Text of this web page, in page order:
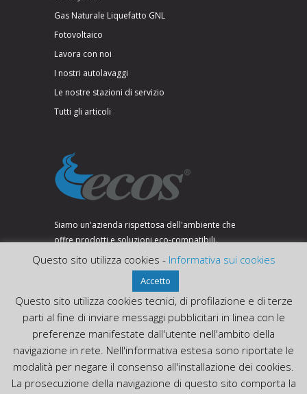
Gas Naturale Liquefatto GNL
Fotovoltaico
Lavora con noi
I nostri autolavaggi
Le nostre stazioni di servizio
Tutti gli articoli
Siamo un'azienda rispettosa dell'ambiente che
offre prodotti e soluzioni eco-compatibili.
DistributoriEcos © 2020 Tutti i diritti riservati
Questo sito utilizza cookies - Informativa sui cookies
Accetto
Questo sito utilizza cookies tecnici, di profilazione e di terze
parti al fine di inviare messaggi pubblicitari in linea con le
preferenze manifestate dall'utente nell'ambito della
navigazione in rete. Nell'informativa estesa sono riportate le
modalità per negare il consenso all'installazione dei cookies.
La prosecuzione della navigazione di questo sito comporta la